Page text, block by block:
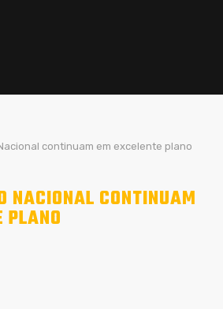
continuam em excelente plano
NACIONAL CONTINUAM
PLANO